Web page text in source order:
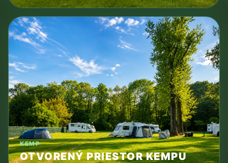
KEMP
OTVORENÝ PRIESTOR KEMPU